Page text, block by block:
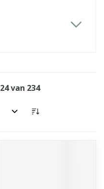
24van 234